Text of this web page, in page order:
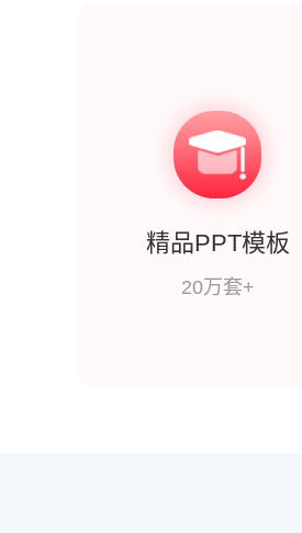
精品PPT模板
20万套+